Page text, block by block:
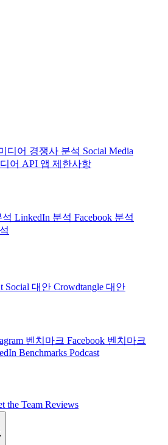
디어 경쟁사 분석 Social Media
어 API 앱 제한사항
석 LinkedIn 분석 Facebook 분석
Social 대안 Crowdtangle 대안
벤치마크 Facebook 벤치마크
Benchmarks Podcast
the Team Reviews